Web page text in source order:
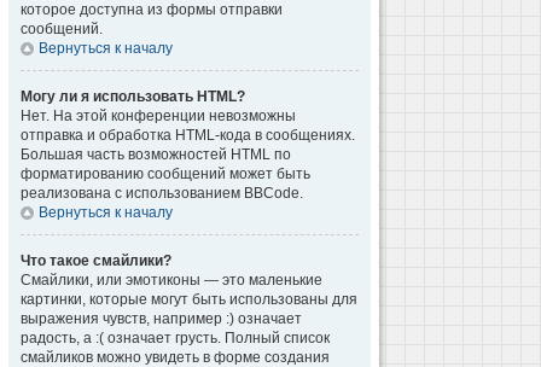
которое доступна из формы отправки
сообщений.
Вернуться к началу
Могу ли я использовать HTML?
Нет. На этой конференции невозможны
отправка и обработка HTML-кода в сообщениях.
Большая часть возможностей HTML по
форматированию сообщений может быть
реализована с использованием BBCode.
Вернуться к началу
Что такое смайлики?
Смайлики, или эмотиконы — это маленькие
картинки, которые могут быть использованы для
выражения чувств, например :) означает
радость, а :( означает грусть. Полный список
смайликов можно увидеть в форме создания